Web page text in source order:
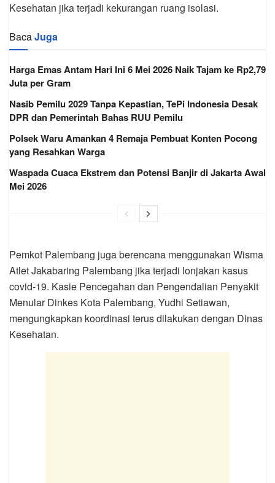
Kesehatan jika terjadi kekurangan ruang isolasi.
BacaJuga
Harga Emas Antam Hari Ini 6 Mei 2026 Naik Tajam ke Rp2,79
Juta per Gram
Nasib Pemilu 2029 Tanpa Kepastian, TePi Indonesia Desak
DPR dan Pemerintah Bahas RUU Pemilu
Polsek Waru Amankan 4 Remaja Pembuat Konten Pocong
yang Resahkan Warga
Waspada Cuaca Ekstrem dan Potensi Banjir di Jakarta Awal
Mei 2026
Pemkot Palembang juga berencana menggunakan Wisma
Atlet Jakabaring Palembang jika terjadi lonjakan kasus
covid-19. Kasie Pencegahan dan Pengendalian Penyakit
Menular Dinkes Kota Palembang, Yudhi Setiawan,
mengungkapkan koordinasi terus dilakukan dengan Dinas
Kesehatan.